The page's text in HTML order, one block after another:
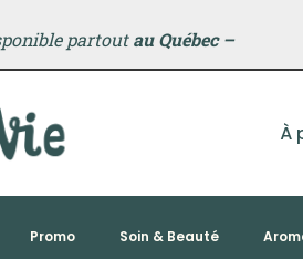
partoutau Québec –
À
Promo Soin & Beauté